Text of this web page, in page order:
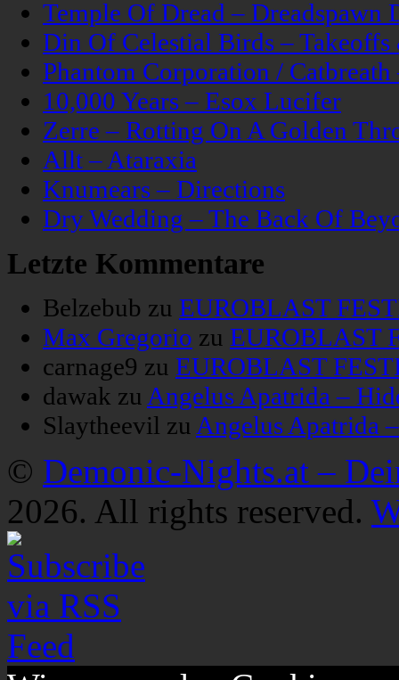
Temple Of Dread – Dreadspawn
Din Of Celestial Birds –
Phantom Corporation /
10,000 Years – Esox Lucifer
Zerre – Rotting On A Golden
Allt – Ataraxia
Knumears – Directions
Dry Wedding – The Back Of
Letzte Kommentare
Belzebub zu EUROBLAST
Max Gregorio zu EUROBLAST
carnage9 zu EUROBLAST
dawak zuAngelus Apatrida –
Slaytheevil zuAngelus Apatrida
© Demonic-Nights.at –
2026. All rights reserved.